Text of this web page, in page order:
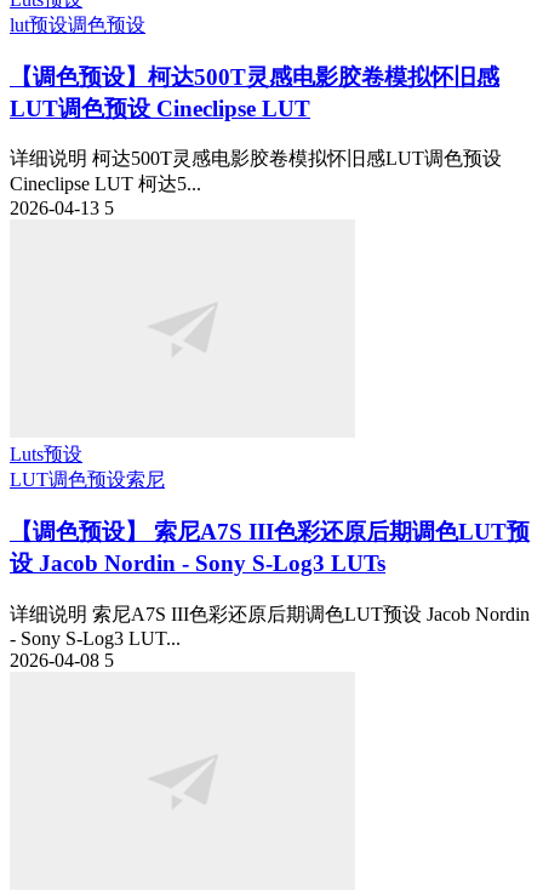
lut预设调色预设
【调色预设】柯达500T灵感电影胶卷模拟怀旧感
LUT调色预设 Cineclipse LUT
详细说明 柯达500T灵感电影胶卷模拟怀旧感LUT调色预设
Cineclipse LUT 柯达5...
2026-04-13 5
Luts预设
LUT调色预设索尼
【调色预设】 索尼A7S III色彩还原后期调色LUT预
设 Jacob Nordin - Sony S-Log3 LUTs
详细说明 索尼A7S III色彩还原后期调色LUT预设 Jacob Nordin
- Sony S-Log3 LUT...
2026-04-08 5